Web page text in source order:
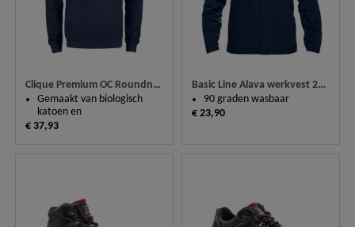
Clique Premium OC Roundneck 021000
Gemaakt van biologisch
katoen en
€ 37,93
Basic Line Alava werkvest 20746
90 graden wasbaar
€ 23,90